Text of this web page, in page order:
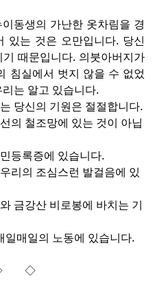
동생의 가난한 옷차림을 경
있는 것은 오만입니다. 당신
때문입니다. 의붓아버지가
침실에서 벗지 않을 수 없었
는 알고 있습니다.
당신의 기원은 절절합니다.
의 철조망에 있는 것이 아닙
등록증에 있습니다.
리의 조심스런 발걸음에 있
금강산 비로봉에 바치는 기
일매일의 노동에 있습니다.